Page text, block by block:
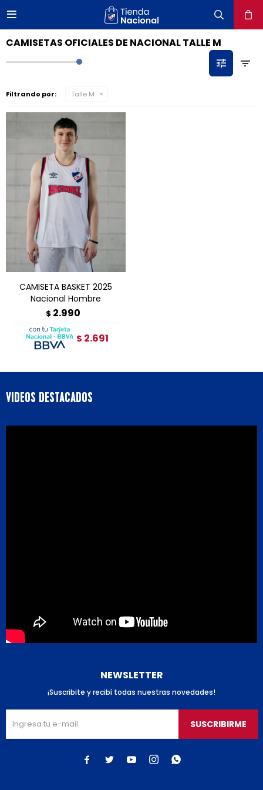

CAMISETAS OFICIALES DE NACIONAL TALLE M
Filtrando por: Talle M
CAMISETA BASKET 2025
Nacional Hombre
$ 2.990
$ 2.691
VIDEOS DESTACADOS
NEWSLETTER
¡Suscribite y recibí todas nuestras novedades!
SUSCRIBIRME
    
close